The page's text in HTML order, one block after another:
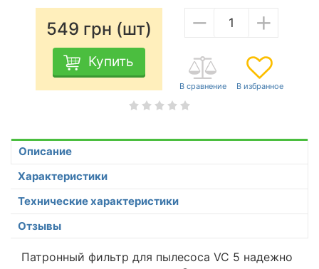
549 грн (шт)
Купить
− +
Описание
Характеристики
Технические характеристики
Отзывы
Патронный фильтр для пылесоса VC 5 надежно